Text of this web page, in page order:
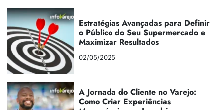
Estratégias Avançadas para Definir
o Público do Seu Supermercado e
Maximizar Resultados
02/05/2025
A Jornada do Cliente no Varejo:
Como Criar Experiências